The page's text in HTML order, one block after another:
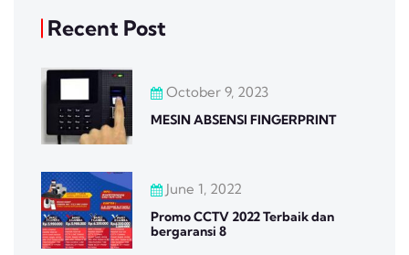
Recent Post
October 9, 2023
MESIN ABSENSI FINGERPRINT
June 1, 2022
Promo CCTV 2022 Terbaik dan
bergaransi 8